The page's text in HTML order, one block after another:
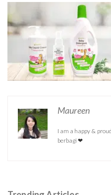
Maureen
I am a happy &
berbagi ❤